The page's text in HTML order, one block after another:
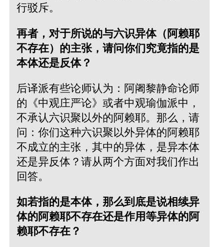
行驳斥。
再者，对于所说的与六识异体（阿赖耶
不存在）的主张，请问你们究竟指的是
本体还是反体？
后译派有些论师认为：阿阇黎静命论师
的《中观庄严论》或者中观瑜伽派中，
不承认六识聚以外的阿赖耶。那么，请
问：你们这种六识聚以外异体的阿赖耶
不成立的主张，其中的异体，是异本体
还是异反体？请从两个方面对我们作出
回答。
如若指的是本体，那么到底是说相续异
体的阿赖耶不存在还是作用等异体的阿
赖耶不存在？